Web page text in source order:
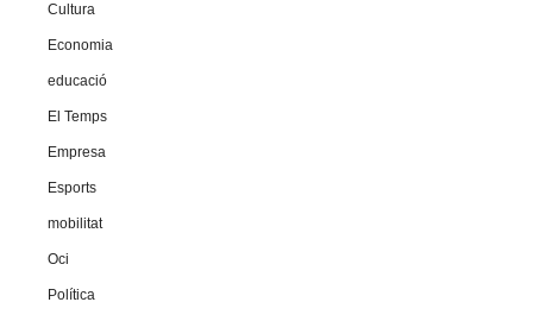
Cultura
Economia
educació
El Temps
Empresa
Esports
mobilitat
Oci
Política